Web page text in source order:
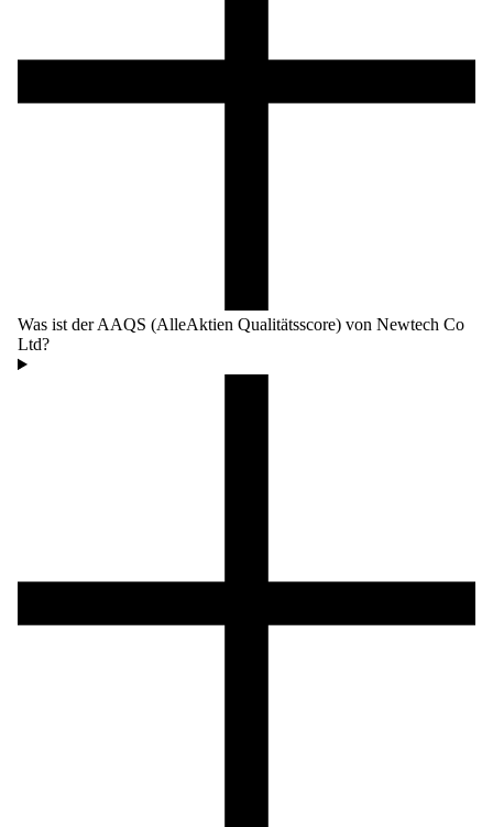
Was ist der AAQS (AlleAktien Qualitätsscore) von Newtech Co
Ltd?